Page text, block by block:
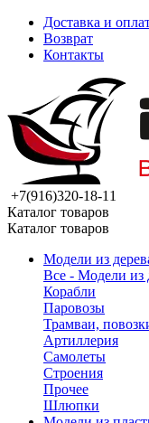
Доставка и
Возврат
Контакты
+7(916)320-18-11
Каталог товаров
Каталог товаров
Модели из
Все - Модели из
Корабли
Паровозы
Трамваи,
Артиллерия
Самолеты
Строения
Прочее
Шлюпки